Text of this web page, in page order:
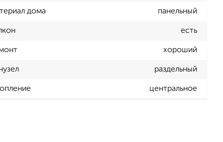
дома панельный
есть
хороший
раздельный
центральное